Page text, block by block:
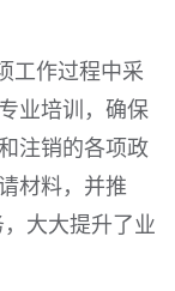
工作过程中采
业培训，确保
注销的各项政
材料，并推
大大提升了业